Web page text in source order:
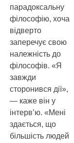
парадоксальну
філософію, хоча
відверто
заперечує свою
належність до
філософів. «Я
завжди
сторонився дії»,
— каже він у
інтерв’ю. «Мені
здається, що
більшість людей